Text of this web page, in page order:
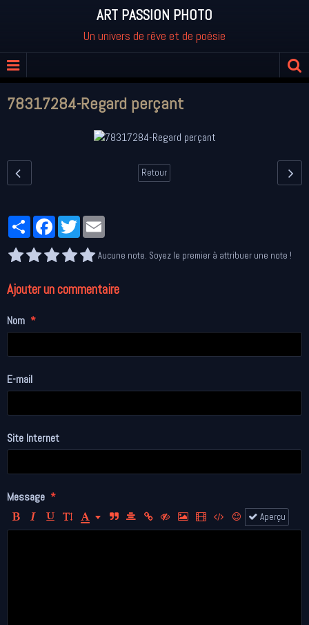
ART PASSION PHOTO
Un univers de rêve et de poésie
78317284-Regard perçant
Retour
PartagerFacebookTwitter
Aucune note. Soyez le premier à attribuer une note !
Ajouter un commentaire
Nom
E-mail
Site Internet
Message
Aperçu